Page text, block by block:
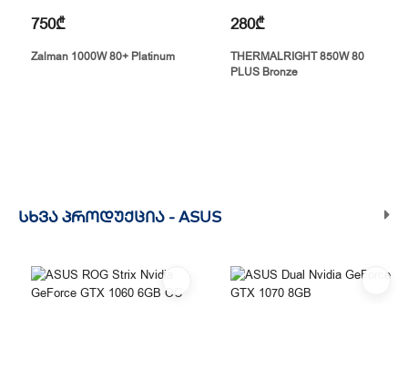
750₾
Zalman 1000W 80+ Platinum
280₾
THERMALRIGHT 850W 80
PLUS Bronze
ᲡᲮᲕᲐ ᲞᲠᲝᲓᲣᲥᲪᲘᲐ -ASUS